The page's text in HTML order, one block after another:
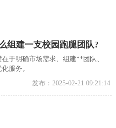
组建一支校园跑腿团队?
于明确市场需求、组建**团队、
服务。
发布：2025-02-21 09:21:14